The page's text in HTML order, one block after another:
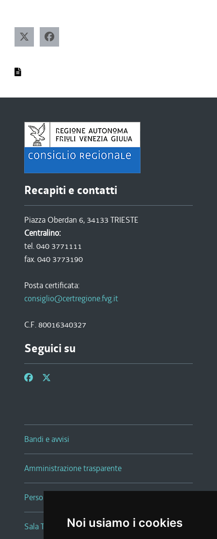
Noi usiamo i cookies
Recapiti e contatti
Piazza Oberdan 6, 34133 TRIESTE
Centralino:
tel. 040 3771111
fax. 040 3773190
Posta certificata:
consiglio@certregione.fvg.it
C.F. 80016340327
Seguici su
Bandi e avvisi
Amministrazione trasparente
Persone e Uffici
Sala Tiziano Tessitori